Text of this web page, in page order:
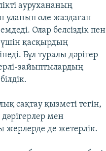
аурухананың
уланып өле жаздаған
Олар белсіздік пен
үшін қасқырдың
Бұл туралы дәрігер
зайыптылардың
сақтау қызметі тегін,
мен
де жетерлік.